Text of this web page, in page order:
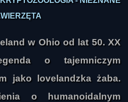
w Ohio od lat 50. XX
o tajemniczym
jako lovelandzka żaba.
o humanoidalnym